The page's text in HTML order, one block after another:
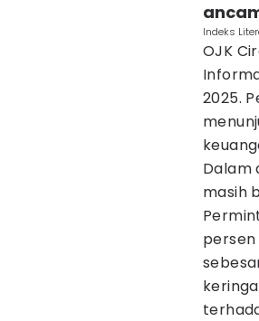
Indeks
OJK
2025.
Dalam
masih
persen